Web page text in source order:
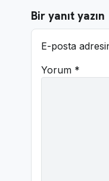
Bir yanıt yazın
E-posta
Yorum *